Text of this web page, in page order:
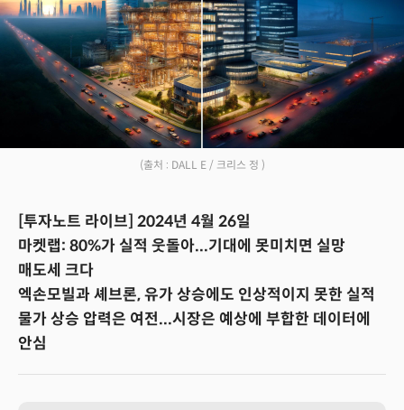
(출처 : DALL E / 크리스 정 )
[투자노트 라이브] 2024년 4월 26일
마켓랩: 80%가 실적 웃돌아...기대에 못미치면 실망
매도세 크다
엑손모빌과 셰브론, 유가 상승에도 인상적이지 못한 실적
물가 상승 압력은 여전...시장은 예상에 부합한 데이터에
안심